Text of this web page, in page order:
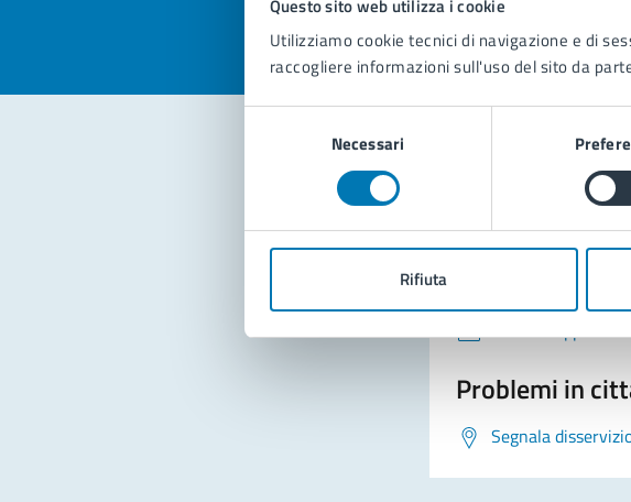
Questo sito web utilizza i cookie
Utilizziamo cookie tecnici di navigazione e di
raccogliere informazioni sull'uso del sito da
Necessari
Rifiuta
Contatta il
Leggi le domande
Prenota
Problemi in
Segnala